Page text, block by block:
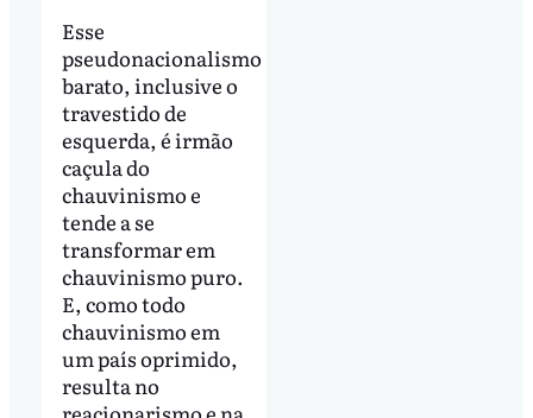
Esse
pseudonacionalismo
barato, inclusive o
travestido de
esquerda, é irmão
caçula do
chauvinismo e
tende a se
transformar em
chauvinismo puro.
E, como todo
chauvinismo em
um país oprimido,
resulta no